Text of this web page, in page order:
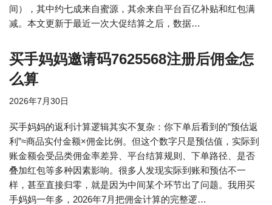
间），其中约七成来自蜜源，其余来自平台百亿补贴和红包满
减。本文更新于最近一次大促结算之后，数据…
买手妈妈邀请码7625568注册后佣金怎
么算
2026年7月30日
买手妈妈的返利计算逻辑其实不复杂：你下单后看到的”预估返
利”≈商品实付金额×佣金比例。但这个数字只是预估值，实际到
账金额会受品类佣金率差异、平台结算规则、下单路径、是否
叠加红包等多种因素影响。很多人发现实际到账和预估不一
样，甚至直接归零，就是因为中间某个环节出了问题。我用买
手妈妈一年多，2026年7月把佣金计算的完整逻…